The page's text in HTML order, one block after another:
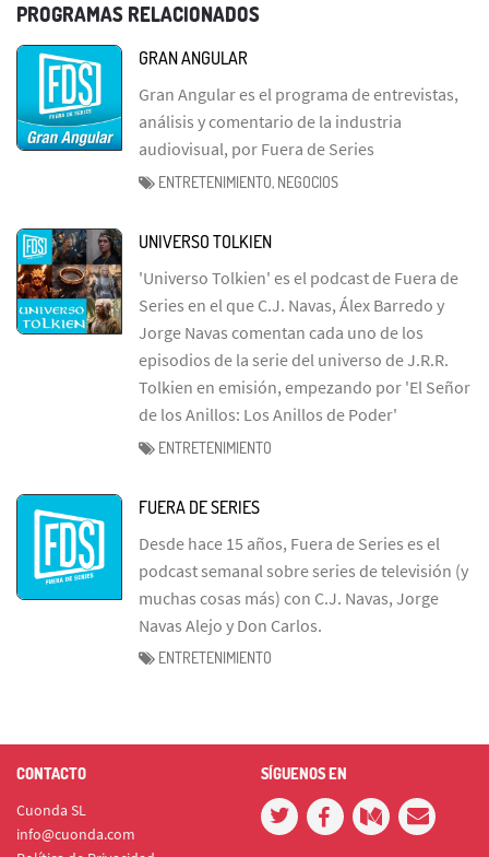
PROGRAMAS RELACIONADOS
GRAN ANGULAR
Gran Angular es el programa de entrevistas,
análisis y comentario de la industria
audiovisual, por Fuera de Series
ENTRETENIMIENTO, NEGOCIOS
UNIVERSO TOLKIEN
'Universo Tolkien' es el podcast de Fuera de
Series en el que C.J. Navas, Álex Barredo y
Jorge Navas comentan cada uno de los
episodios de la serie del universo de J.R.R.
Tolkien en emisión, empezando por 'El Señor
de los Anillos: Los Anillos de Poder'
ENTRETENIMIENTO
FUERA DE SERIES
Desde hace 15 años, Fuera de Series es el
podcast semanal sobre series de televisión (y
muchas cosas más) con C.J. Navas, Jorge
Navas Alejo y Don Carlos.
ENTRETENIMIENTO
CONTACTO
Cuonda SL
info@cuonda.com
SÍGUENOS EN